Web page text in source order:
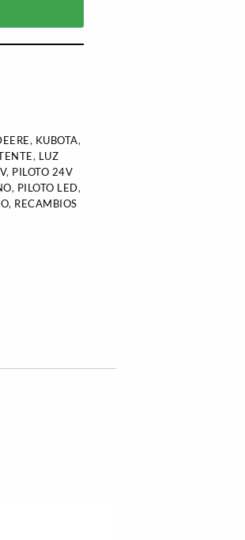
, KUBOTA,
, LUZ
, PILOTO 24V
, PILOTO LED,
, RECAMBIOS